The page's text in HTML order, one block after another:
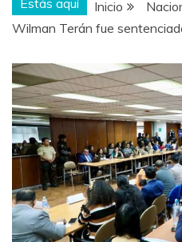
Inicio
Wilman Terán fue